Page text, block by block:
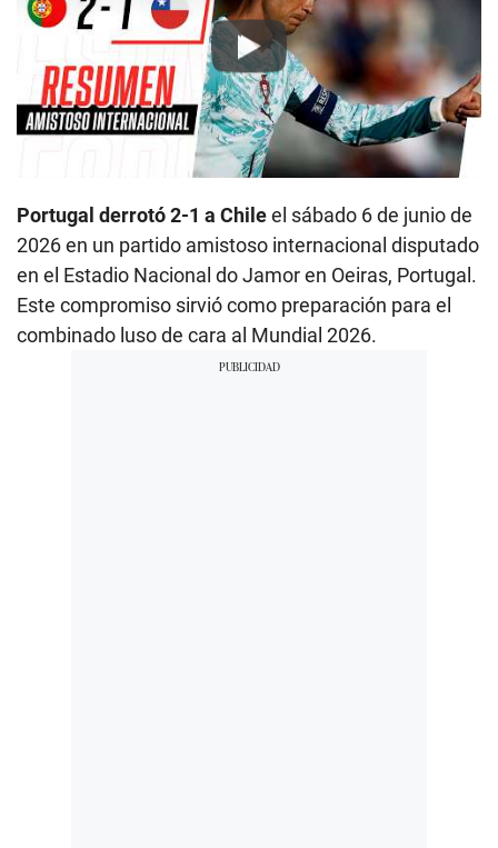
Play
Portugal derrotó 2-1 a Chileel sábado 6 de junio de
2026 en un partido amistoso internacional disputado
en el Estadio Nacional do Jamor en Oeiras, Portugal.
Este compromiso sirvió como preparación para el
combinado luso de cara al Mundial 2026.